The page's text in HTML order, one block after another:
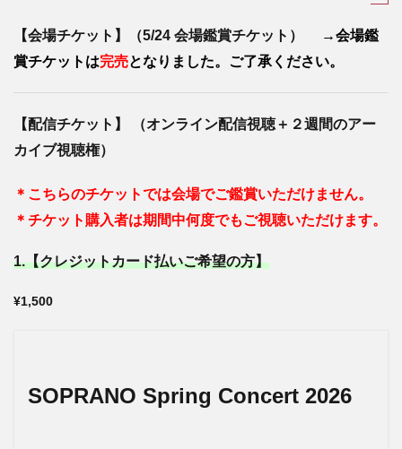
【会場チケット 】（5/24 会場鑑賞チケット）
→会場鑑
賞チケットは完売となりました。ご了承ください。
【配信チケット 】
（オンライン配信視聴＋２週間のアー
カイブ視聴権）
＊こちらのチケットでは会場でご鑑賞いただけません。
＊チケット購入者は期間中何度でもご視聴いただけます。
1.【クレジットカード払いご希望の方】
¥1,500
SOPRANO Spring Concert 2026